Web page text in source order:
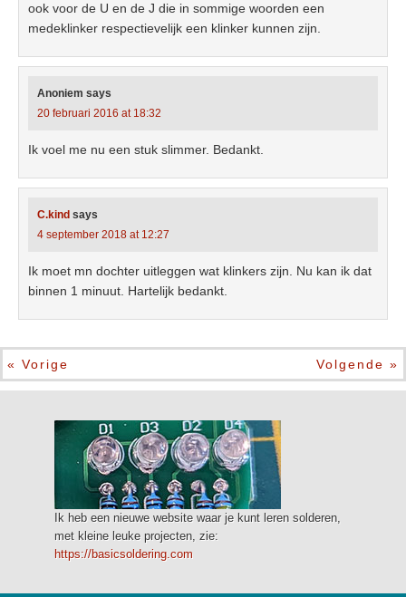
ook voor de U en de J die in sommige woorden een
medeklinker respectievelijk een klinker kunnen zijn.
Anoniem says
20 februari 2016 at 18:32
Ik voel me nu een stuk slimmer. Bedankt.
C.kind says
4 september 2018 at 12:27
Ik moet mn dochter uitleggen wat klinkers zijn. Nu kan ik dat
binnen 1 minuut. Hartelijk bedankt.
« Vorige Volgende »
Ik heb een nieuwe website waar je kunt leren solderen,
met kleine leuke projecten, zie:
https://basicsoldering.com